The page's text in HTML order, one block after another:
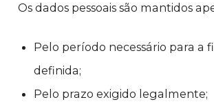
Os dados pessoais são mantidos
Pelo período necessário para a
definida;
Pelo prazo exigido legalmente;